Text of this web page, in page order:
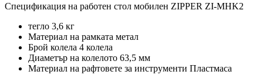
Спецификация на работен стол мобилен ZIPPER ZI-MHK2
тегло 3,6 кг
Материал на рамката метал
Брой колела 4 колела
Диаметър на колелото 63,5 мм
Материал на рафтовете за инструменти Пластмаса